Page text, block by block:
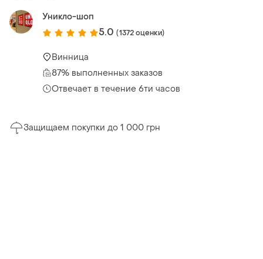
Уникло-шоп
5.0 (1372 оценки)
Винница
87% выполненных заказов
Отвечает в течение 6ти часов
Защищаем покупки до 1 000 грн